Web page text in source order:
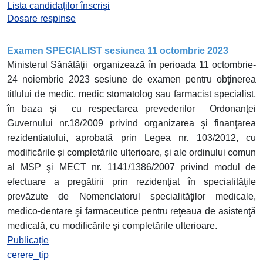
Lista candidaților înscriși
Dosare respinse
Examen SPECIALIST sesiunea 11 octombrie 2023
Ministerul Sănătăţii organizează în perioada 11 octombrie-
24 noiembrie 2023 sesiune de examen pentru obţinerea
titlului de medic, medic stomatolog sau farmacist specialist,
în baza și cu respectarea prevederilor Ordonanţei
Guvernului nr.18/2009 privind organizarea şi finanţarea
rezidentiatului, aprobată prin Legea nr. 103/2012, cu
modificările și completările ulterioare, și ale ordinului comun
al MSP şi MECT nr. 1141/1386/2007 privind modul de
efectuare a pregătirii prin rezidenţiat în specialităţile
prevăzute de Nomenclatorul specialităţilor medicale,
medico-dentare şi farmaceutice pentru reţeaua de asistenţă
medicală, cu modificările și completările ulterioare.
Publicație
cerere_tip